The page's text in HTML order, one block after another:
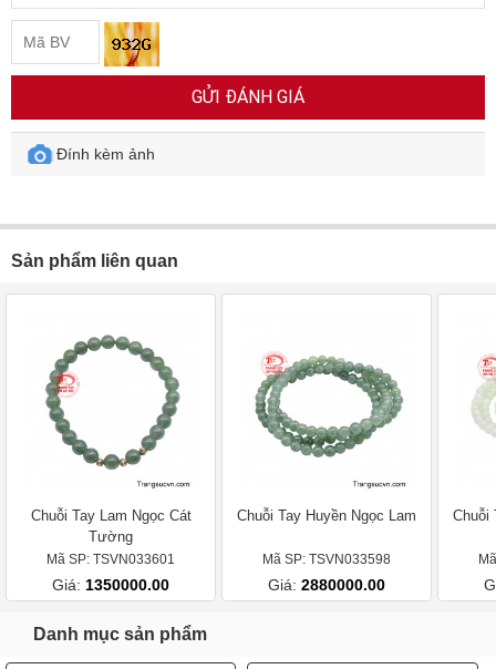
GỬI ĐÁNH GIÁ
Đính kèm ảnh
Sản phẩm liên quan
Chuỗi Tay Lam Ngọc Cát
Tường
Mã SP: TSVN033601
Giá: 1350000.00
Chuỗi Tay Huyền Ngọc Lam
Mã SP: TSVN033598
Giá: 2880000.00
Chuỗi
Danh mục sản phẩm